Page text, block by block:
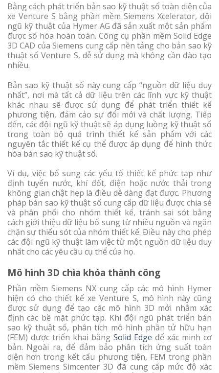
Bằng cách phát triển bản sao kỹ thuật số toàn diện của
xe Venture S bằng phần mềm Siemens Xcelerator, đội
ngũ kỹ thuật của Hymer AG đã sản xuất một sản phẩm
được số hóa hoàn toàn. Công cụ phần mềm Solid Edge
3D CAD của Siemens cung cấp nền tảng cho bản sao kỹ
thuật số Venture S, dễ sử dụng mà không cần đào tạo
nhiều.
Bản sao kỹ thuật số này cung cấp “nguồn dữ liệu duy
nhất”, nơi mà tất cả dữ liệu trên các lĩnh vực kỹ thuật
khác nhau sẽ được sử dụng để phát triển thiết kế
phương tiện, đảm cảo sự đổi mới và chất lượng. Tiếp
đến, các đội ngũ kỹ thuật sẽ áp dụng luồng kỹ thuật số
trong toàn bộ quá trình thiết kế sản phẩm với các
nguyên tắc thiết kế cụ thể được áp dụng để hình thức
hóa bản sao kỹ thuật số.
Ví dụ, việc bổ sung các yếu tố thiết kế phức tạp như
định tuyến nước, khí đốt, điện hoặc nước thải trong
không gian chật hẹp là điều dễ dàng đạt được. Phương
pháp bản sao kỹ thuật số cung cấp dữ liệu được chia sẻ
và phân phối cho nhóm thiết kế, tránh sai sót bằng
cách giới thiệu dữ liệu bổ sung từ nhiều nguồn và ngăn
chặn sự thiếu sót của nhóm thiết kế. Điều này cho phép
các đội ngũ kỹ thuật làm việc từ một nguồn dữ liệu duy
nhất cho các yêu cầu cụ thể của họ.
Mô hình 3D chìa khóa thành công
Phần mềm Siemens NX cung cấp các mô hình Hymer
hiện có cho thiết kế xe Venture S, mô hình này cũng
được sử dụng để tạo các mô hình 3D mới nhằm xác
định các bề mặt phức tạp. Khi đội ngũ phát triển bản
sao kỹ thuật số, phân tích mô hình phần tử hữu hạn
(FEM) được triển khai bằng Solid Edge để xác minh cơ
bản. Ngoài ra, để đảm bảo phân tích ứng suất toàn
diện hơn trong kết cấu phương tiện, FEM trong phần
mềm Siemens Simcenter 3D đã cung cấp mức độ xác